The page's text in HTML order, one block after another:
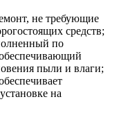
не требующие
средств;
по
пыли и влаги;
на